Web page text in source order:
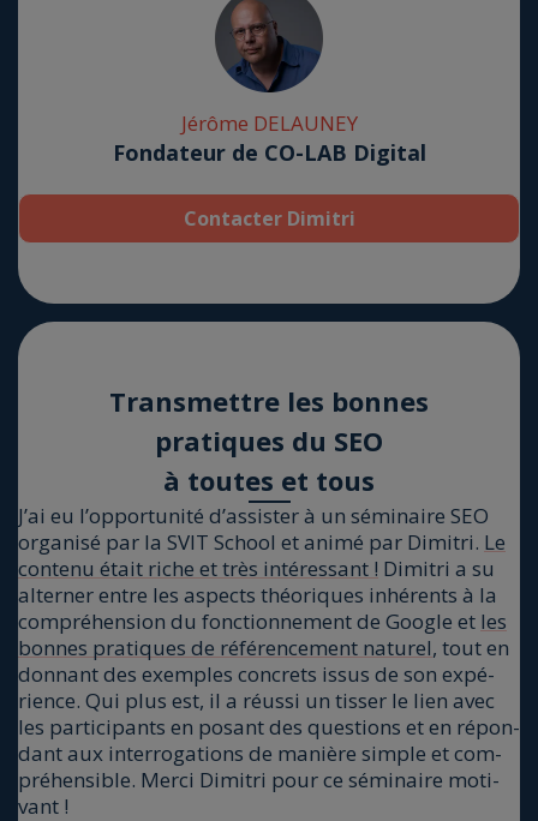
Jérôme DELAUNEY
Fondateur de CO-LAB Digital
Contacter Dimitri
Trans­mettre les bonnes
pra­tiques du SEO
à toutes et tous
J’ai eu l’opportunité d’assister à un sémi­naire SEO
orga­ni­sé par la SVIT School et ani­mé par Dimi­tri. Le
conte­nu était riche et très inté­res­sant ! Dimi­tri a su
alter­ner entre les aspects théo­riques inhé­rents à la
com­pré­hen­sion du fonc­tion­ne­ment de Google et les
bonnes pra­tiques de réfé­ren­ce­ment natu­rel, tout en
don­nant des exemples concrets issus de son expé­
rience. Qui plus est, il a réus­si un tis­ser le lien avec
les par­ti­ci­pants en posant des ques­tions et en répon­
dant aux inter­ro­ga­tions de manière simple et com­
pré­hen­sible. Mer­ci Dimi­tri pour ce sémi­naire moti­
vant !